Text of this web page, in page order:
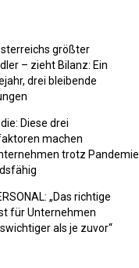
größter
– zieht Bilanz: Ein
drei bleibende
Diese drei
machen
trotz Pandemie
„Das richtige
für Unternehmen
als je zuvor“